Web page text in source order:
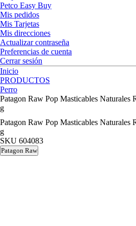
Petco Easy Buy
Mis pedidos
Mis Tarjetas
Mis direcciones
Actualizar contraseña
Preferencias de cuenta
Cerrar sesión
Inicio
PRODUCTOS
Perro
Patagon Raw Pop Masticables Naturales
g
Patagon Raw Pop Masticables Naturales
g
SKU 604083
Patagon Raw